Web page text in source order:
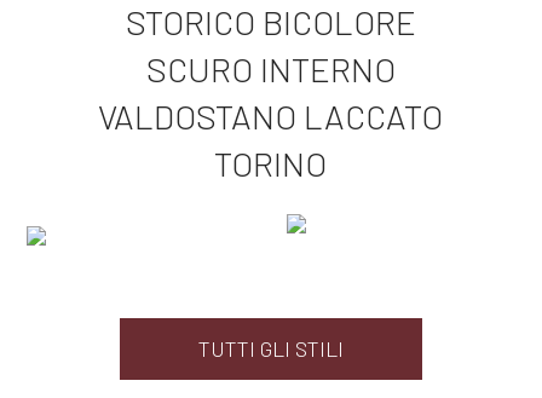
STORICO BICOLORE
SCURO INTERNO
VALDOSTANO LACCATO
TORINO
TUTTI GLI STILI